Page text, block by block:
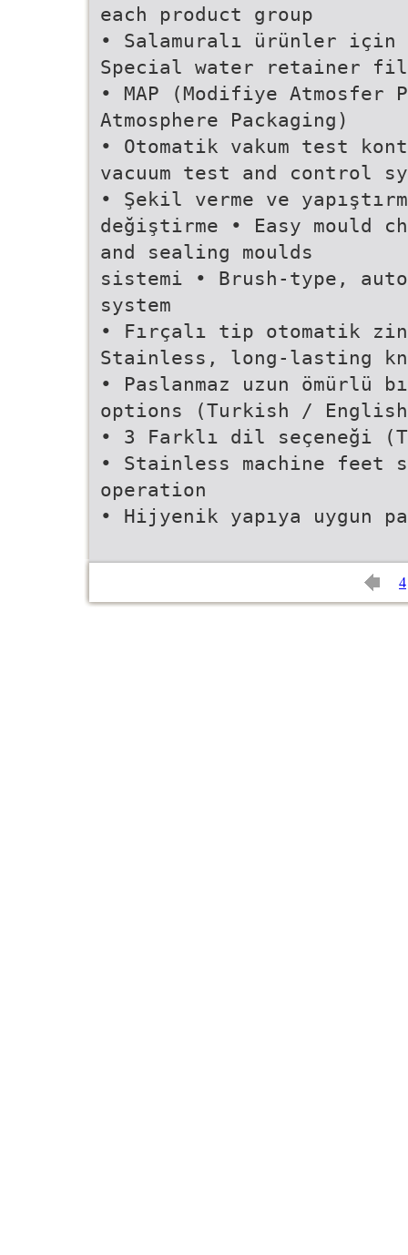
each product group
• Salamuralı ürünler
Special water retainer
• MAP (Modifiye Atmosfer
Atmosphere Packaging)
• Otomatik vakum test
vacuum test and control
• Şekil verme ve
değiştirme • Easy mould
and sealing moulds
sistemi • Brush-type,
system
• Fırçalı tip otomatik
Stainless, long-lasting
• Paslanmaz uzun ömürlü
options (Turkish /
• 3 Farklı dil seçeneği
• Stainless machine feet
operation
• Hijyenik yapıya uygun
4